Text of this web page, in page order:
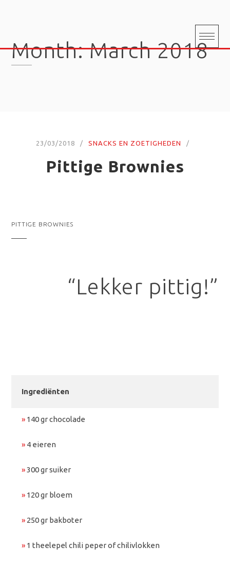
Month:March 2018
23/03/2018 SNACKS EN ZOETIGHEDEN
Pittige Brownies
PITTIGE BROWNIES
“Lekker pittig!”
Ingrediënten
» 140 gr chocolade
» 4 eieren
»300 gr suiker
» 120 gr bloem
» 250 gr bakboter
» 1 theelepel chili peper of chilivlokken